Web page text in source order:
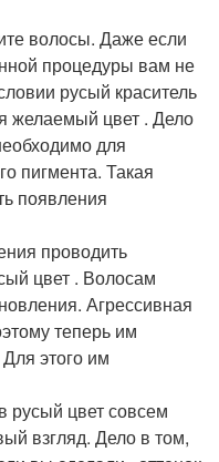
волосы. Даже если
процедуры вам не
русый краситель
желаемый цвет . Дело
для
пигмента. Такая
появления
проводить
цвет . Волосам
Агрессивная
теперь им
этого им
русый цвет совсем
взгляд. Дело в том,